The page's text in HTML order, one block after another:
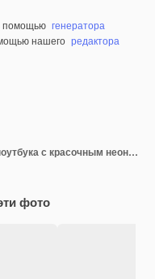
помощью генератора
нашего редактора
Близкий взгляд на клавиатуру ноутбука с красочным неоновым освещением и очками
фото